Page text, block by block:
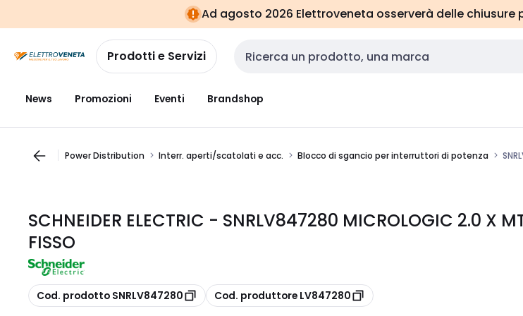
navigazionealla
pagina
Ad agosto 2026 Elettroveneta osserverà delle chiusure
Prodotti e Servizi Cerca input
News Promozioni Eventi Brandshop
Power Distribution Interr. aperti/scatolati e acc. Blocco di sgancio per interruttori di potenza
SCHNEIDER ELECTRIC - SNRLV847280 MICROLOGIC 2.0 X
FISSO
copia
Cod. prodotto SNRLV847280 copia
Cod. produttore LV847280